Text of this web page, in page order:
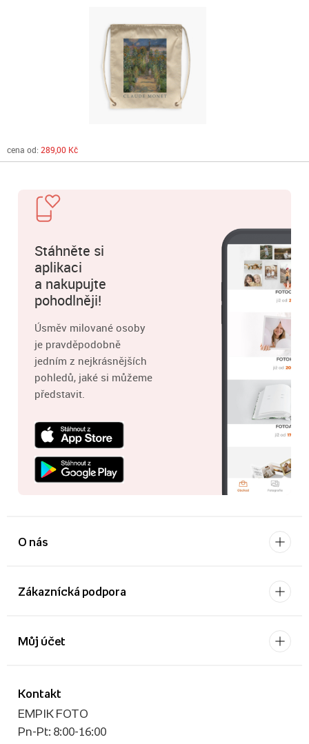
cena od: 289,00 Kč
Stáhněte si
aplikaci
a nakupujte
pohodlněji!
Úsměv milované osoby
je pravděpodobně
jedním z nejkrásnějších
pohledů, jaké si můžeme
představit.
O nás
Zákaznícká podpora
Kontakt
EMPIK FOTO
Pn-Pt: 8:00-16:00
Můj účet